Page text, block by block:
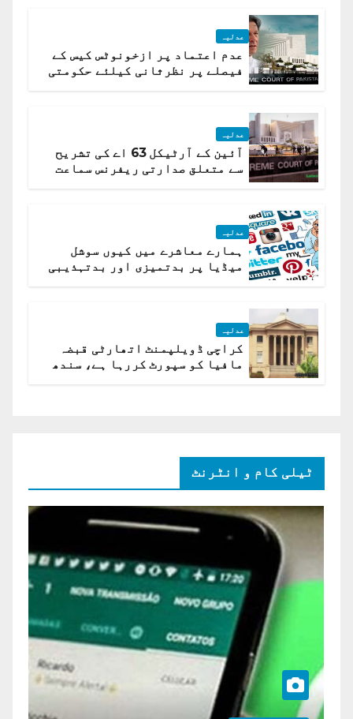
عدلیہ
عدم اعتماد پر ازخونوٹس کیس کے
فیصلے پر نظرثانی کیلئے حکومتی
عدلیہ
آئین کے آرٹیکل 63 اے کی تشریح
سے متعلق صدارتی ریفرنس سماعت
عدلیہ
ہمارے معاشرے میں کیوں سوشل
میڈیا پر بدتمیزی اور بدتہذیبی
عدلیہ
کراچی ڈویلپمنٹ اتھارٹی قبضہ
مافیا کو سپورٹ کررہا ہے، سندھ
ٹیلی کام و انٹرنٹ